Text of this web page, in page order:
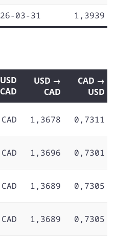
03-31 1,3939
USD →
CAD
CAD →
USD
1,3678 0,7311
1,3696 0,7301
1,3689 0,7305
1,3689 0,7305